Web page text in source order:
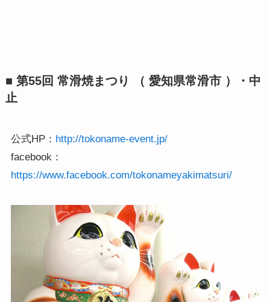
■ 第55回 常滑焼まつり （ 愛知県常滑市 ）・中
止
公式HP： http://tokoname-event.jp/
facebook：
https://www.facebook.com/tokonameyakimatsuri/